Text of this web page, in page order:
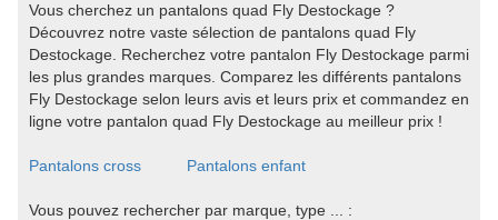
Vous cherchez un pantalons quad Fly Destockage ?
Découvrez notre vaste sélection de pantalons quad Fly
Destockage. Recherchez votre pantalon Fly Destockage parmi
les plus grandes marques. Comparez les différents pantalons
Fly Destockage selon leurs avis et leurs prix et commandez en
ligne votre pantalon quad Fly Destockage au meilleur prix !
Pantalons cross Pantalons enfant
Vous pouvez rechercher par marque, type ... :